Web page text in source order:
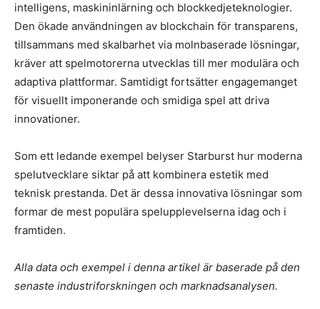
intelligens, maskininlärning och blockkedjeteknologier.
Den ökade användningen av blockchain för transparens,
tillsammans med skalbarhet via molnbaserade lösningar,
kräver att spelmotorerna utvecklas till mer modulära och
adaptiva plattformar. Samtidigt fortsätter engagemanget
för visuellt imponerande och smidiga spel att driva
innovationer.
Som ett ledande exempel belyser Starburst hur moderna
spelutvecklare siktar på att kombinera estetik med
teknisk prestanda. Det är dessa innovativa lösningar som
formar de mest populära spelupplevelserna idag och i
framtiden.
Alla data och exempel i denna artikel är baserade på den
senaste industriforskningen och marknadsanalysen.